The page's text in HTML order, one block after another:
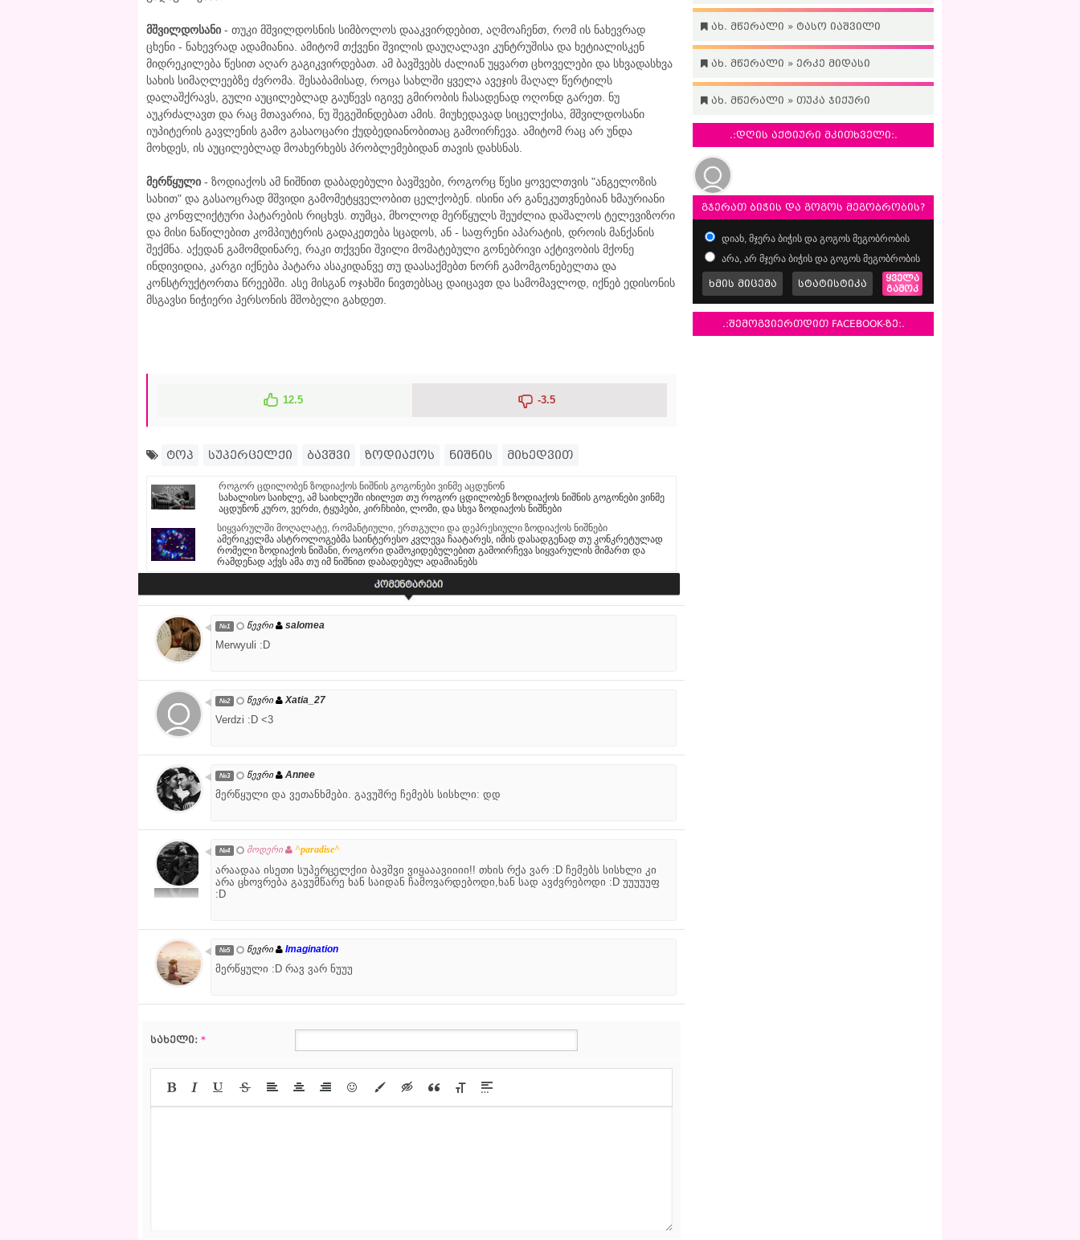
მშვილდოსანი - თუკი მშვილდოსნის სიმბოლოს დააკვირდებით, აღმოაჩენთ, რომ ის ნახევრად
ცხენი - ნახევრად ადამიანია. ამიტომ თქვენი შვილის დაუღალავი კუნტრუშისა და ხეტიალისკენ
მიდრეკილება წესით აღარ გაგიკვირდებათ. ამ ბავშვებს ძალიან უყვართ ცხოველები და სხვადასხვა
სახის სიმაღლეებზე ძვრომა. შესაბამისად, როცა სახლში ყველა ავეჯის მაღალ წერტილს
დალაშქრავს, გული აუცილებლად გაუწევს იგივე გმირობის ჩასადენად ოღონდ გარეთ. ნუ
აუკრძალავთ და რაც მთავარია, ნუ შეგეშინდებათ ამის. მიუხედავად სიცელქისა, მშვილდოსანი
იუპიტერის გავლენის გამო გასაოცარი ქუდბედიანობითაც გამოირჩევა. ამიტომ რაც არ უნდა
მოხდეს, ის აუცილებლად მოახერხებს პრობლემებიდან თავის დახსნას.
მერწყული - ზოდიაქოს ამ ნიშნით დაბადებული ბავშვები, როგორც წესი ყოველთვის "ანგელოზის
სახით" და გასაოცრად მშვიდი გამომეტყველობით ცელქობენ. ისინი არ განეკუთვნებიან ხმაურიანი
და კონფლიქტური პატარების რიცხვს. თუმცა, მხოლოდ მერწყულს შეუძლია დაშალოს ტელევიზორი
და მისი ნაწილებით კომპიუტერის გადაკეთება სცადოს, ან - საფრენი აპარატის, დროის მანქანის
შექმნა. აქედან გამომდინარე, რაკი თქვენი შვილი მომატებული გონებრივი აქტივობის მქონე
ინდივიდია, კარგი იქნება პატარა ასაკიდანვე თუ დაასაქმებთ ნორჩ გამომგონებელთა და
კონსტრუქტორთა წრეებში. ასე მისგან ოჯახში ნივთებსაც დაიცავთ და სამომავლოდ, იქნებ ედისონის
მსგავსი ნიჭიერი პერსონის მშობელი გახდეთ.
12.5 -3.5
ტოპ სუპერცელქი ბავშვი ზოდიაქოს ნიშნის მიხედვით
როგორ ცდილობენ ზოდიაქოს ნიშნის გოგონები ვინმე აცდუნონ
სახალისო საიხლე, ამ საიხლეში იხილეთ თუ როგორ ცდილობენ ზოდიაქოს ნიშნის გოგონები ვინმე
აცდუნონ კურო, ვერძი, ტყუპები, კირჩხიბი, ლომი, და სხვა ზოდიაქოს ნიშნები
სიყვარულში მოღალატე, რომანტიული, ერთგული და დეპრესიული ზოდიაქოს ნიშნები
ამერიკელმა ასტროლოგებმა საინტერესო კვლევა ჩაატარეს, იმის დასადგენად თუ კონკრეტულად
რომელი ზოდიაქოს ნიშანი, როგორი დამოკიდებულებით გამოირჩევა სიყვარულის მიმართ და
რამდენად აქვს ამა თუ იმ ნიშნით დაბადებულ ადამიანებს
№1 წევრი salomea
Merwyuli :D
№2 წევრი Xatia_27
Verdzi :D <3
№3 წევრი Annee
მერწყული და ვეთანხმები. გავუშრე ჩემებს სისხლი: დდ
№4 მოდერი ^paradise^
არაადაა ისეთი სუპერცელქიი ბავშვი ვიყააავიიიი!! თხის რქა ვარ :D ჩემებს სისხლი კი
არა ცხოვრება გავუმწარე ხან საიდან ჩამოვარდებოდი,ხან სად ავძვრებოდი :D უუუუუფ
:D
№5 წევრი Imagination
მერწყული :D რავ ვარ ნუუუ
სახელი: *
ახ. მწერალი » ტასო იაშვილი
ახ. მწერალი » ერკე მიდასი
ახ. მწერალი » თუკა ჯიქური
.:დღის აქტიური მკითხველი:.
გჯერათ ბიჭის და გოგოს მეგობრობის?
დიახ, მჯერა ბიჭის და გოგოს მეგობრობის
არა, არ მჯერა ბიჭის და გოგოს მეგობრობის
ხმის მიცემა სტატისტიკა
ყველა
გამოკ
.:შემოგვიერთდით FACEBOOK-ზე:.